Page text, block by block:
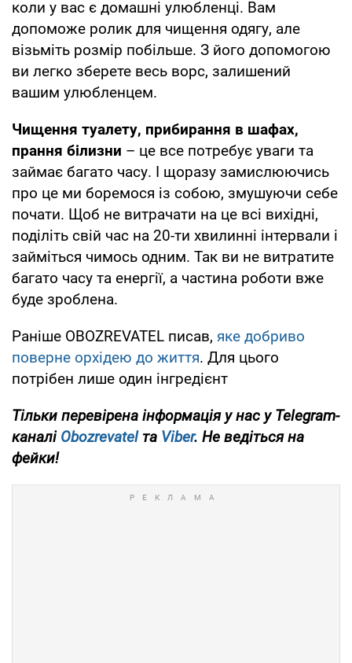
коли у вас є домашні улюбленці. Вам
допоможе ролик для чищення одягу, але
візьміть розмір побільше. З його допомогою
ви легко зберете весь ворс, залишений
вашим улюбленцем.
Чищення туалету, прибирання в шафах,
прання білизни – це все потребує уваги та
займає багато часу. І щоразу замислюючись
про це ми боремося із собою, змушуючи себе
почати. Щоб не витрачати на це всі вихідні,
поділіть свій час на 20-ти хвилинні інтервали і
займіться чимось одним. Так ви не витратите
багато часу та енергії, а частина роботи вже
буде зроблена.
Раніше OBOZREVATEL писав, яке добриво
поверне орхідею до життя. Для цього
потрібен лише один інгредієнт
Тільки перевірена інформація у нас у Telegram-
каналі Obozrevatelта Viber. Не ведіться на
фейки!